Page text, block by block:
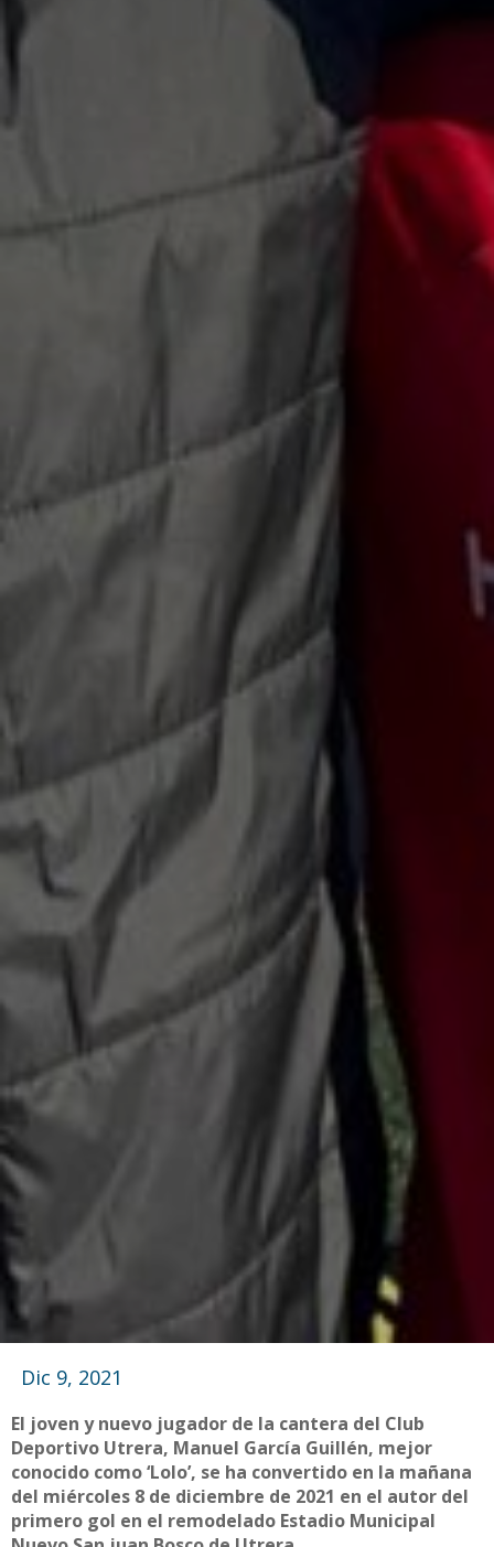
Dic 9, 2021
El joven y nuevo jugador de la cantera del Club
Deportivo Utrera, Manuel García Guillén, mejor
conocido como ‘Lolo’, se ha convertido en la mañana
del miércoles 8 de diciembre de 2021 en el autor del
primero gol en el remodelado Estadio Municipal